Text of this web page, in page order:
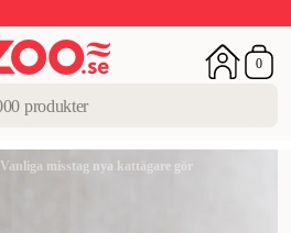
0
Vanliga misstag nya kattägare gör